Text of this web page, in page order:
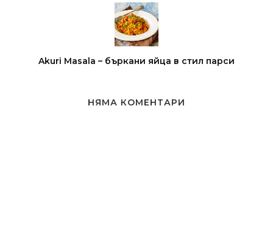
Akuri Masala – бъркани яйца в стил парси
НЯМА КОМЕНТАРИ